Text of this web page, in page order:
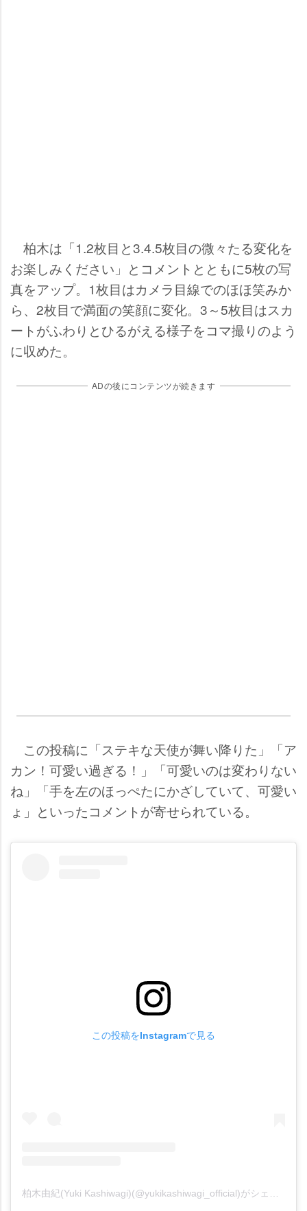
柏木は「1.2枚目と3.4.5枚目の微々たる変化を
お楽しみください」とコメントとともに5枚の写
真をアップ。1枚目はカメラ目線でのほほ笑みか
ら、2枚目で満面の笑顔に変化。3～5枚目はスカ
ートがふわりとひるがえる様子をコマ撮りのよう
に収めた。
ADの後にコンテンツが続きます
この投稿に「ステキな天使が舞い降りた」「ア
カン！可愛い過ぎる！」「可愛いのは変わりない
ね」「手を左のほっぺたにかざしていて、可愛い
ょ」といったコメントが寄せられている。
この投稿をInstagramで見る
柏木由紀(Yuki Kashiwagi)(@yukikashiwagi_official)がシェアした投稿